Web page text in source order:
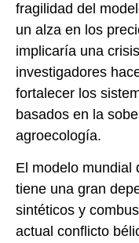
fragilidad del
un alza en los
implicaría una
investigadores
fortalecer los
basados en la
agroecología.
El modelo mundial
tiene una gran
sintéticos y
actual conflicto